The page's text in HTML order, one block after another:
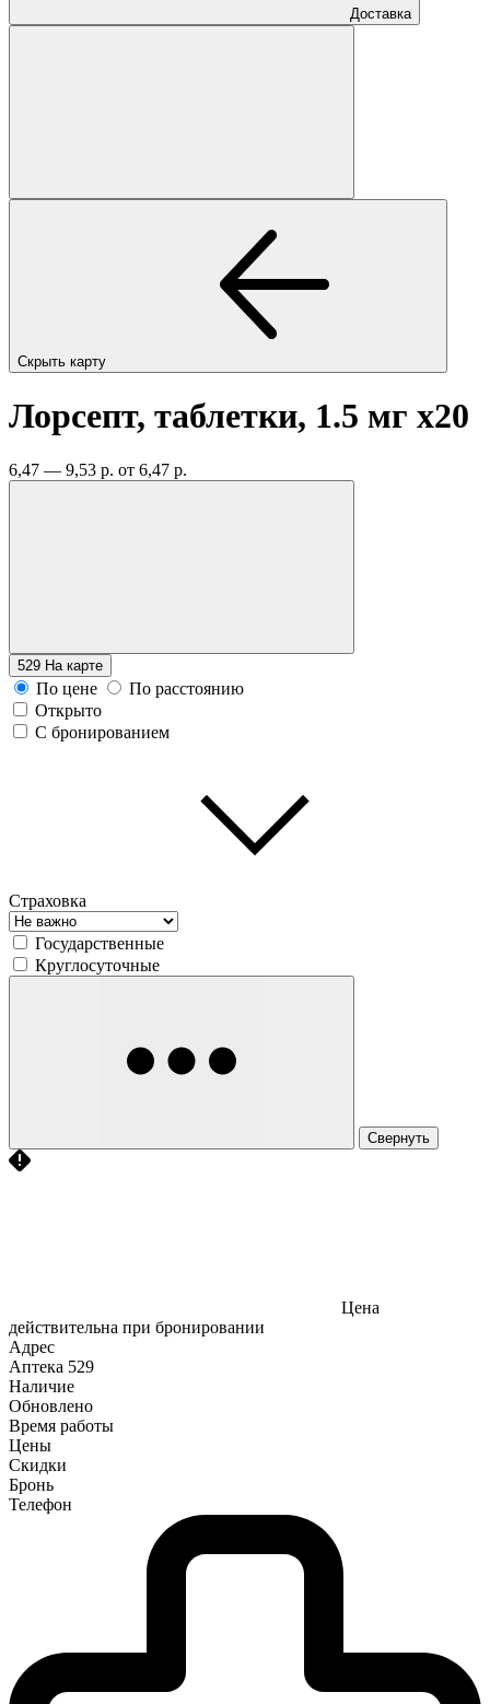
Доставка
Скрыть карту
Лорсепт, таблетки, 1.5 мг x20
6,47 — 9,53 р. от 6,47 р.
529 На карте
По цене
По расстоянию
Открыто
С бронированием
Страховка
Государственные
Круглосуточные
Свернуть
Цена
действительна при бронировании
Адрес
Аптека 529
Наличие
Обновлено
Время работы
Цены
Скидки
Бронь
Телефон